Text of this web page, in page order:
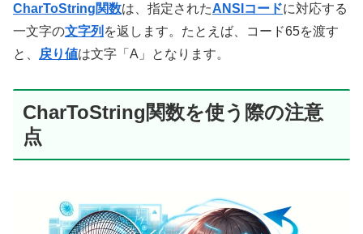
CharToString関数は、指定されたANSIコードに対応する
一文字の文字列 を返します。たとえば、コード65を渡す
と、 戻り値は文字「A」となります。
CharToString関数を使う際の注意
点